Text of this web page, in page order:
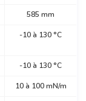
585 mm
-10 à 130 °C
-10 à 130 °C
10 à 100 mN/m